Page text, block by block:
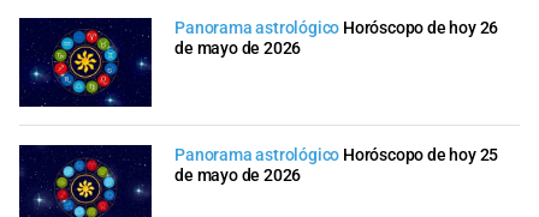
Panorama astrológico Horóscopo de hoy 26
de mayo de 2026
Panorama astrológico Horóscopo de hoy 25
de mayo de 2026